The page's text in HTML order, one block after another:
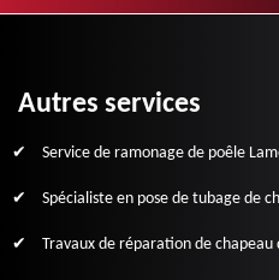
Autres services
Service de ramonage de poêle
Spécialiste en pose de tubage de
Travaux de réparation de chapeau